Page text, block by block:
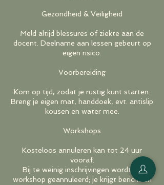
Gezondheid & Veiligheid
Meld altijd blessures of ziekte aan de
docent. Deelname aan lessen gebeurt op
eigen risico.
Voorbereiding
Kom op tijd, zodat je rustig kunt starten.
Breng je eigen mat, handdoek, evt. antislip
kousen en water mee.
Workshops
Kosteloos annuleren kan tot 24 uur
vooraf.
Bij te weinig inschrijvingen wordt de
workshop geannuleerd; je krijgt bericht en